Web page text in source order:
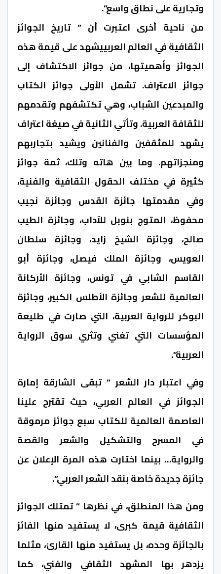
وتجارية على نطاق واسع”.
من ناحية أخرى اعتبرت أن ” تاريخ الجوائز
الثقافية في العالم العربييشهد على قيمة هذه
الجوائز وأهميتها، من جوائز الاكتشاف إلى
جوائز الاعتراف. تشمل الأولى جوائز الكتاب
والمبدعين الشباب، وهي تكتشفهم وتقدمهم
للثقافة العربية. وتأتي الثانية في صيغة اعتراف
يشهد للمثقفين والفنانين ويشيد بتجاربهم
ومنجزاتهم. وما بين هاته وتلك، ثمة جوائز
كثيرة في مختلف الحقول الثقافية والفنية،
وفي مقدمتها جائزة القدس وجائزة نجيب
محفوظ، المتوج بنوبل للآداب، وجائزة الطيب
صالح، وجائزة الشيخ زايد، وجائزة سلطان
العويس، وجائزة الملك فيصل، وجائزة أبو
القاسم الشابي في تونس، وجائزة الأركانة
العالمية للشعر وجائزة الأطلس الكبير، وجائزة
البوكر للرواية العربية، التي صارت في طليعة
المؤسسات التي تغني وتثري سوق الرواية
العربية”.
وفي اعتبار دار الشعر ” تبقى الشارقة إمارة
الجوائز في العالم العربي، حيث تقترح علينا
العاصمة العالمية للكتاب سبع جوائز مرموقة
في المسرح والتشكيل والشعر والقصة
والرواية… بينما اختارت هذه المرة الإعلان عن
جائزة جديدة خاصة بنقد الشعر العربي”.
ومن هذا المنطلق، في نظرها ” تمتلك الجوائز
الثقافية قيمة كبرى، لا يستفيد منها الفائز
بالجائزة وحده، بل يستفيد منها القارئ، مثلما
يزدهر بها المشهد الثقافي والفني، كما